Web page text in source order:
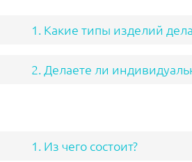
1. Какие типы изделий
2. Делаете ли
1. Из чего состоит?